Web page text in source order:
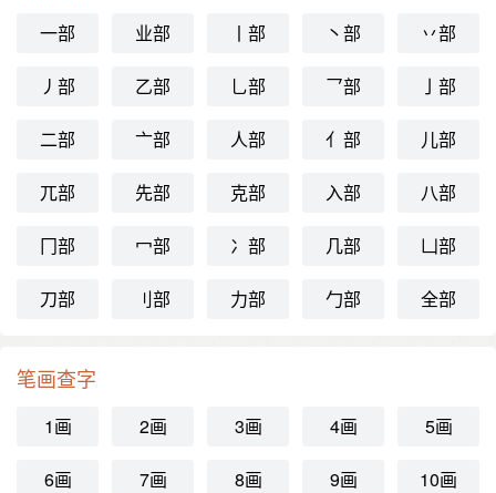
一部 业部 丨部 丶部 丷部
丿部 乙部 乚部 乛部 亅部
二部 亠部 人部 亻部 儿部
兀部 先部 克部 入部 八部
冂部 冖部 冫部 几部 凵部
刀部 刂部 力部 勹部 全部
笔画查字
1画 2画 3画 4画 5画
6画 7画 8画 9画 10画